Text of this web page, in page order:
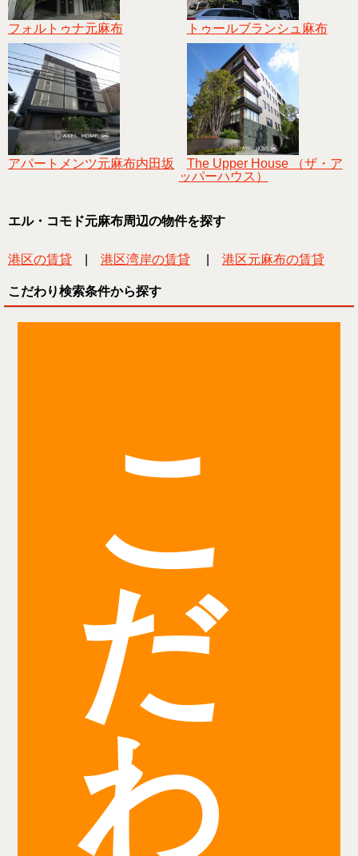
フォルトゥナ元麻布 トゥールブランシュ麻布
アパートメンツ元麻布内田坂
The Upper House （ザ・ア
ッパーハウス）
エル・コモド元麻布周辺の物件を探す
港区の賃貸 港区湾岸の賃貸 港区元麻布の賃貸
こだわり検索条件から探す
こ
だ
わ